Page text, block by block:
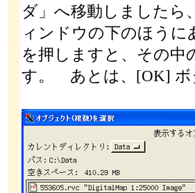
ダ」へ移動しましたら
ィンドウの下のほう
を押しますと、その中
す。 あとは、[OK] ボ